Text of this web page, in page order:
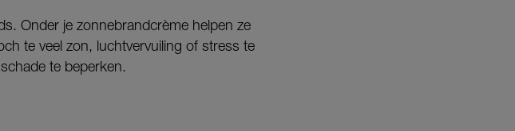
Onder je zonnebrandcrème helpen ze
te veel zon, luchtvervuiling of stress te
te beperken.